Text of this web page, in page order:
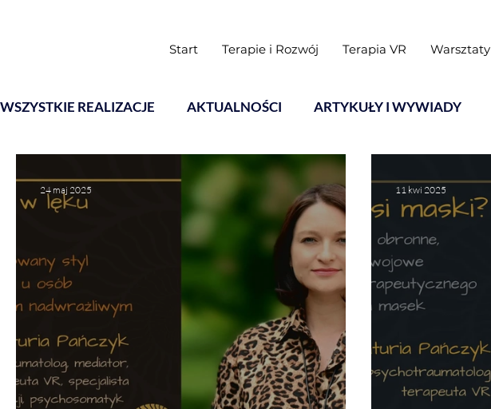
Start Terapie i Rozwój Terapia VR Warsztaty
WSZYSTKIE REALIZACJE AKTUALNOŚCI ARTYKUŁY I WYWIADY
24 maj 2025 11 kwi 2025